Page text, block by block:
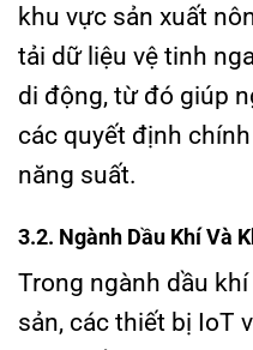
khu vực sản xuất
tải dữ liệu vệ tinh
di động, từ đó giúp
các quyết định
năng suất.
3.2. Ngành Dầu Khí Và
Trong ngành dầu
sản, các thiết bị IoT